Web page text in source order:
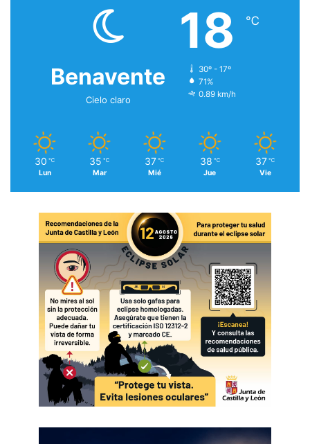
Benavente
Cielo claro
18 ℃
30º - 17º
71%
0.89 km/h
30 ℃
Lun
35 ℃
Mar
37 ℃
Mié
38 ℃
Jue
37 ℃
Vie